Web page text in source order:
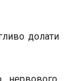
долати